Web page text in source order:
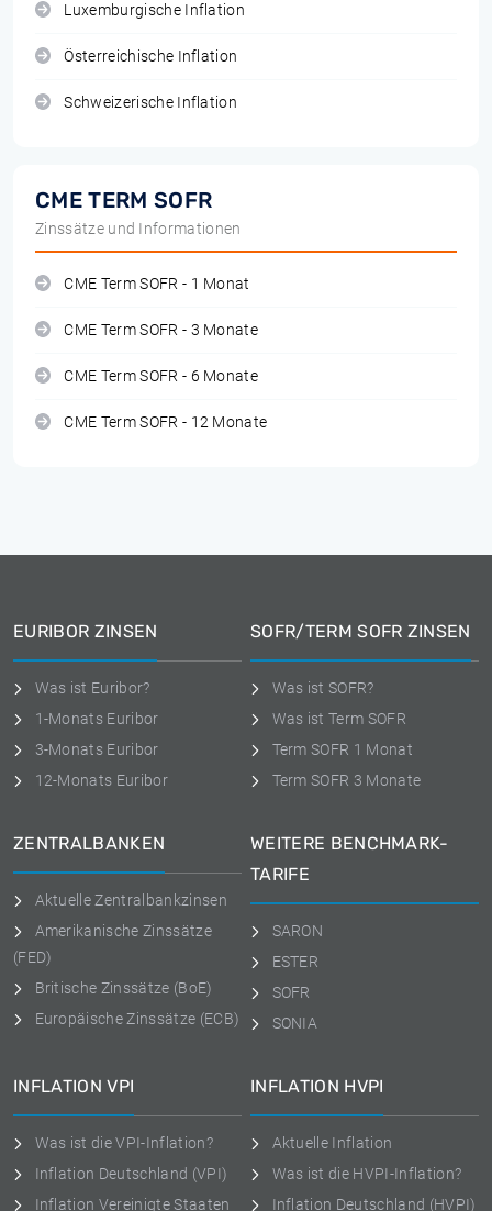
Luxemburgische Inflation
Österreichische Inflation
Schweizerische Inflation
CME TERM SOFR
Zinssätze und Informationen
CME Term SOFR - 1 Monat
CME Term SOFR - 3 Monate
CME Term SOFR - 6 Monate
CME Term SOFR - 12 Monate
EURIBOR ZINSEN
Was ist Euribor?
1-Monats Euribor
3-Monats Euribor
12-Monats Euribor
SOFR/TERM SOFR ZINSEN
Was ist SOFR?
Was ist Term SOFR
Term SOFR 1 Monat
Term SOFR 3 Monate
ZENTRALBANKEN
Aktuelle Zentralbankzinsen
Amerikanische Zinssätze
(FED)
Britische Zinssätze (BoE)
Europäische Zinssätze (ECB)
WEITERE BENCHMARK-
TARIFE
SARON
ESTER
SOFR
SONIA
INFLATION VPI
Was ist die VPI-Inflation?
Inflation Deutschland (VPI)
Inflation Vereinigte Staaten
INFLATION HVPI
Aktuelle Inflation
Was ist die HVPI-Inflation?
Inflation Deutschland (HVPI)